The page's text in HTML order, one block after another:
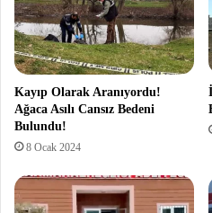
Kayıp Olarak Aranıyordu!
Ağaca Asılı Cansız Bedeni
Bulundu!
8 Ocak 2024